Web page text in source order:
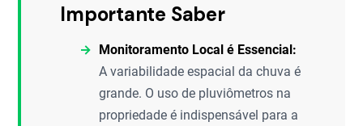
Importante Saber
Monitoramento Local é Essencial:
A variabilidade espacial da chuva é
grande. O uso de pluviômetros na
propriedade é indispensável para a